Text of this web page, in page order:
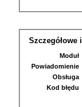
Szczegółowe
Moduł
Powiadomienie
Obsługa
Kod błędu